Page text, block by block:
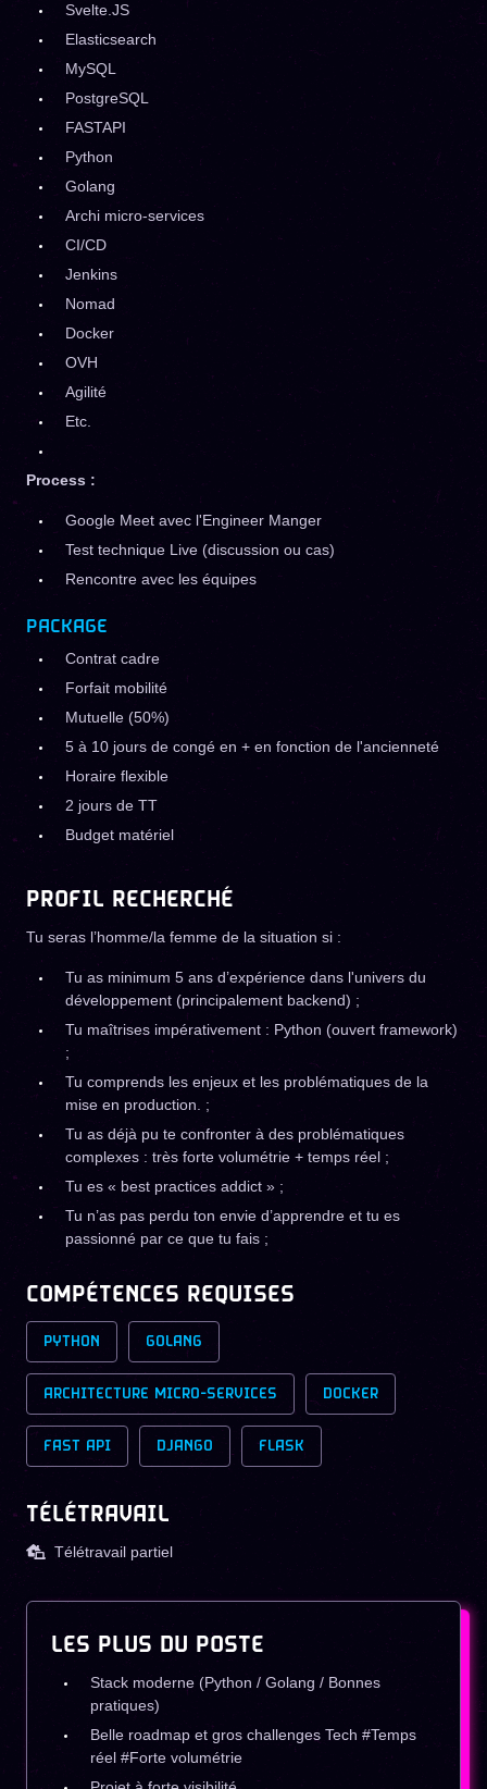
Svelte.JS
Elasticsearch
MySQL
PostgreSQL
FASTAPI
Python
Golang
Archi micro-services
CI/CD
Jenkins
Nomad
Docker
OVH
Agilité
Etc.
Process :
Google Meet avec l'Engineer Manger
Test technique Live (discussion ou cas)
Rencontre avec les équipes
PACKAGE
Contrat cadre
Forfait mobilité
Mutuelle (50%)
5 à 10 jours de congé en + en fonction de l'ancienneté
Horaire flexible
2 jours de TT
Budget matériel
PROFIL RECHERCHÉ
Tu seras l’homme/la femme de la situation si :
Tu as minimum 5 ans d’expérience dans l'univers du
développement (principalement backend) ;
Tu maîtrises impérativement : Python (ouvert framework)
;
Tu comprends les enjeux et les problématiques de la
mise en production. ;
Tu as déjà pu te confronter à des problématiques
complexes : très forte volumétrie + temps réel ;
Tu es « best practices addict » ;
Tu n’as pas perdu ton envie d’apprendre et tu es
passionné par ce que tu fais ;
COMPÉTENCES REQUISES
PYTHON GOLANG
ARCHITECTURE MICRO-SERVICES DOCKER
FAST API DJANGO FLASK
TÉLÉTRAVAIL
Télétravail partiel
LES PLUS DU POSTE
Stack moderne (Python / Golang / Bonnes
pratiques)
Belle roadmap et gros challenges Tech #Temps
réel #Forte volumétrie